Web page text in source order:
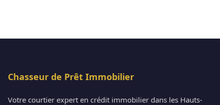
Chasseur de Prêt Immobilier
Votre courtier expert en crédit immobilier dans les Hauts-